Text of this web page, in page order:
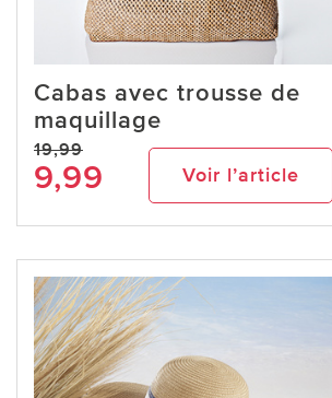
Cabas avec trousse de
maquillage
19,99
9,99 Voir l’article